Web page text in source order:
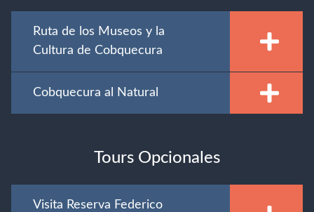
Ruta de los Museos y la
Cultura de Cobquecura
Cobquecura al Natural
Tours Opcionales
Visita Reserva Federico